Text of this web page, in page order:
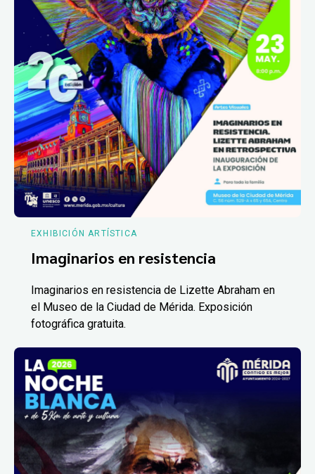
EXHIBICIÓN ARTÍSTICA
Imaginarios en resistencia
Imaginarios en resistencia de Lizette Abraham en
el Museo de la Ciudad de Mérida. Exposición
fotográfica gratuita.